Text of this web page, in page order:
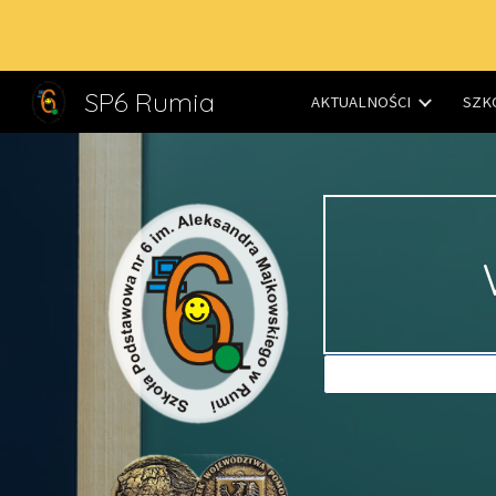
SP6 Rumia AKTUALNOŚCI